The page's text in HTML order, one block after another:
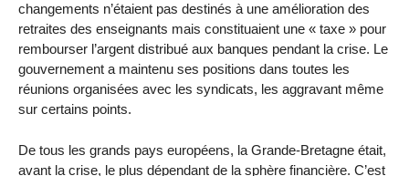
changements n’étaient pas destinés à une amélioration des
retraites des enseignants mais constituaient une « taxe » pour
rembourser l’argent distribué aux banques pendant la crise. Le
gouvernement a maintenu ses positions dans toutes les
réunions organisées avec les syndicats, les aggravant même
sur certains points.
De tous les grands pays européens, la Grande-Bretagne était,
avant la crise, le plus dépendant de la sphère financière. C’est